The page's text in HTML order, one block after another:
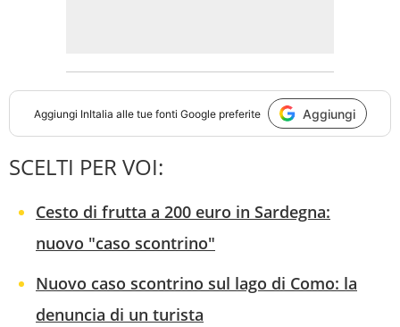
Aggiungi InItalia alle tue fonti Google preferite Aggiungi
SCELTI PER VOI:
Cesto di frutta a 200 euro in Sardegna:
nuovo "caso scontrino"
Nuovo caso scontrino sul lago di Como: la
denuncia di un turista